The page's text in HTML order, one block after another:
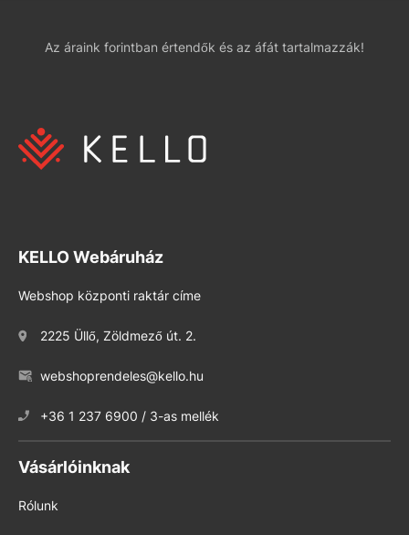
Az áraink forintban értendők és az áfát tartalmazzák!
KELLO Webáruház
Webshop központi raktár címe
2225 Üllő, Zöldmező út. 2.
webshoprendeles@kello.hu
+36 1 237 6900 / 3-as mellék
Vásárlóinknak
Rólunk